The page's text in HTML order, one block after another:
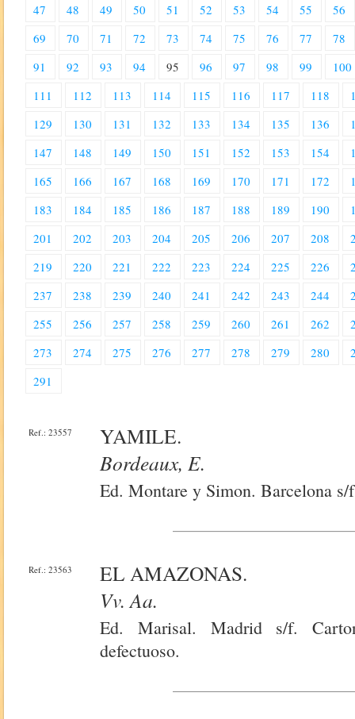
47
48 49 50 51 52 53 54 55
56
69
70 71 72 73 74 75 76 77
78
91
92 93 94 95 96 97 98 99
100
111
112 113 114 115 116 117 118
129
130 131 132 133 134 135 136
147
148 149 150 151 152 153 154
165
166 167 168 169 170 171 172
183
184 185 186 187 188 189 190
201
202 203 204 205 206 207 208
219
220 221 222 223 224 225 226
237
238 239 240 241 242 243 244
255
256 257 258 259 260 261 262
273
274 275 276 277 278 279 280
291
Ref.: 23557
YAMILE.
Bordeaux, E.
Ed. Montare y Simon. Barcelona
Ref.: 23563
EL AMAZONAS.
Vv. Aa.
Ed. Marisal. Madrid s/f.
defectuoso.